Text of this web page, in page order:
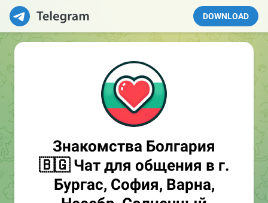
DOWNLOAD
Знакомства Болгария
🇧🇬 Чат для общения в г.
Бургас, София, Варна,